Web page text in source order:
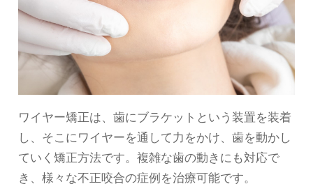
ワイヤー矯正は、歯にブラケットという装置を装着
し、そこにワイヤーを通して力をかけ、歯を動かし
ていく矯正方法です。複雑な歯の動きにも対応で
き、様々な不正咬合の症例を治療可能です。